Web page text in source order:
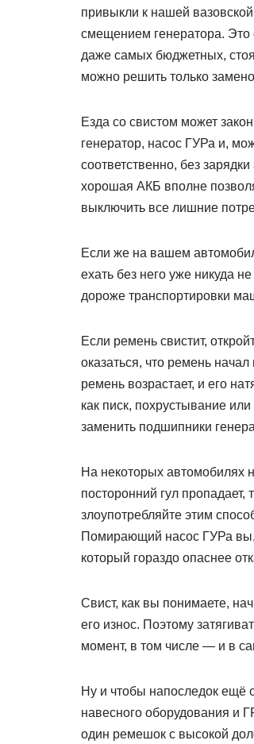
привыкли к нашей вазовской
смещением генератора. Это
даже самых бюджетных,
можно решить только
Езда со свистом может
генератор, насос ГУРа и,
соответственно, без
хорошая АКБ вполне
выключить все лишние
Если же на вашем
ехать без него уже никуда
дороже транспортировки
Если ремень свистит,
оказаться, что ремень
ремень возрастает, и его
как писк, похрустывание
заменить подшипники
На некоторых автомобилях
посторонний гул
злоупотребляйте этим
Помирающий насос ГУРа вы,
который гораздо опаснее
Свист, как вы понимаете,
его износ. Поэтому
момент, в том числе — и в
Ну и чтобы напоследок ещё
навесного оборудования и
один ремешок с высокой